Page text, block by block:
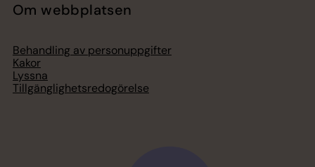
Om webbplatsen
Behandling av personuppgifter
Kakor
Lyssna
Tillgänglighetsredogörelse